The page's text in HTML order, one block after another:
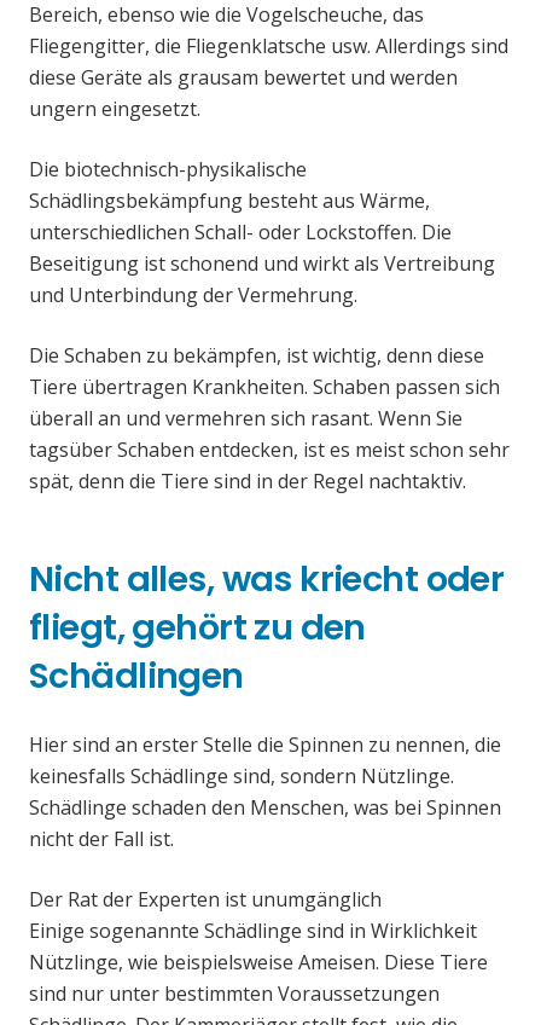
Bereich, ebenso wie die Vogelscheuche, das
Fliegengitter, die Fliegenklatsche usw. Allerdings sind
diese Geräte als grausam bewertet und werden
ungern eingesetzt.
Die biotechnisch-physikalische
Schädlingsbekämpfung besteht aus Wärme,
unterschiedlichen Schall- oder Lockstoffen. Die
Beseitigung ist schonend und wirkt als Vertreibung
und Unterbindung der Vermehrung.
Die Schaben zu bekämpfen, ist wichtig, denn diese
Tiere übertragen Krankheiten. Schaben passen sich
überall an und vermehren sich rasant. Wenn Sie
tagsüber Schaben entdecken, ist es meist schon sehr
spät, denn die Tiere sind in der Regel nachtaktiv.
Nicht alles, was kriecht oder
fliegt, gehört zu den
Schädlingen
Hier sind an erster Stelle die Spinnen zu nennen, die
keinesfalls Schädlinge sind, sondern Nützlinge.
Schädlinge schaden den Menschen, was bei Spinnen
nicht der Fall ist.
Der Rat der Experten ist unumgänglich
Einige sogenannte Schädlinge sind in Wirklichkeit
Nützlinge, wie beispielsweise Ameisen. Diese Tiere
sind nur unter bestimmten Voraussetzungen